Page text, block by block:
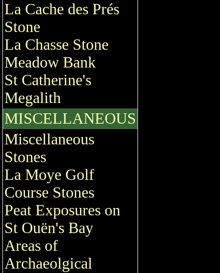
La Cache des Prés
Stone
La Chasse Stone
Meadow Bank
St Catherine's
Megalith
MISCELLANEOUS
Miscellaneous
Stones
La Moye Golf
Course Stones
Peat Exposures on
St Ouën's Bay
Areas of
Archaeolgical